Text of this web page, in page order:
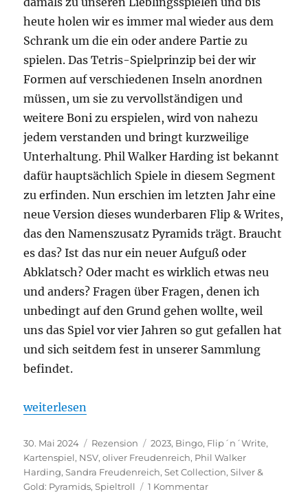
heute holen wir es immer mal wieder aus dem
Schrank um die ein oder andere Partie zu
spielen. Das Tetris-Spielprinzip bei der wir
Formen auf verschiedenen Inseln anordnen
müssen, um sie zu vervollständigen und
weitere Boni zu erspielen, wird von nahezu
jedem verstanden und bringt kurzweilige
Unterhaltung. Phil Walker Harding ist bekannt
dafür hauptsächlich Spiele in diesem Segment
zu erfinden. Nun erschien im letzten Jahr eine
neue Version dieses wunderbaren Flip & Writes,
das den Namenszusatz Pyramids trägt. Braucht
es das? Ist das nur ein neuer Aufguß oder
Abklatsch? Oder macht es wirklich etwas neu
und anders? Fragen über Fragen, denen ich
unbedingt auf den Grund gehen wollte, weil
uns das Spiel vor vier Jahren so gut gefallen hat
und sich seitdem fest in unserer Sammlung
befindet.
„Silver & Gold: Pyramids – Neuer Aufguss“
weiterlesen
Veröffentlicht
am
30. Mai 2024 Kategorien
Rezension Schlagwörter
2023, Bingo, Flip´n´Write,
Kartenspiel, NSV,oliver Freudenreich, Phil Walker
Harding,Sandra Freudenreich,Set Collection,Silver &
Gold: Pyramids,Spieltroll 1 Kommentarzu